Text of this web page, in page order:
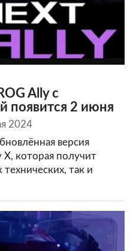
Ally с
появится 2 июня
2024
версия
X, которая получит
так и